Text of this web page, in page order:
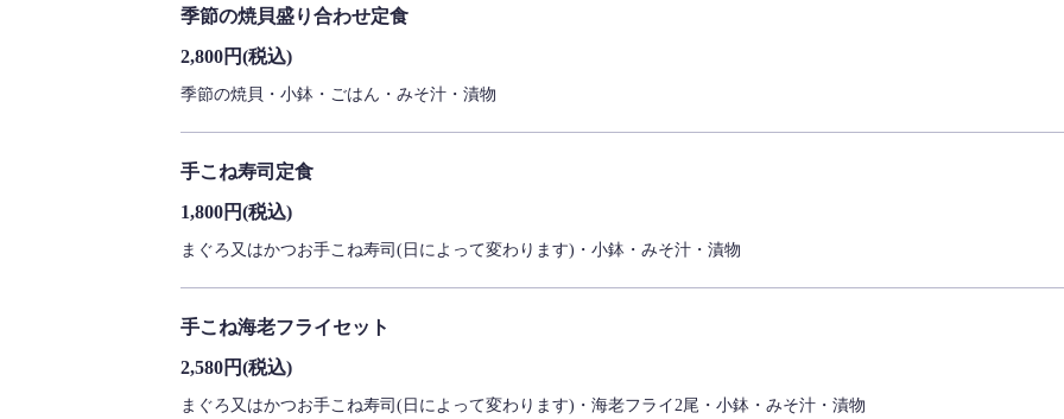
季節の焼貝盛り合わせ定食
2,800円(税込)
季節の焼貝・小鉢・ごはん・みそ汁・漬物
手こね寿司定食
1,800円(税込)
まぐろ又はかつお手こね寿司(日によって変わります)・小鉢・みそ汁・漬物
手こね海老フライセット
2,580円(税込)
まぐろ又はかつお手こね寿司(日によって変わります)・海老フライ2尾・小鉢・みそ汁・漬物